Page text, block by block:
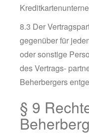
8.3 Der
gegenüber für
oder sonstige
des Vertrags-
Beherbergers
§ 9